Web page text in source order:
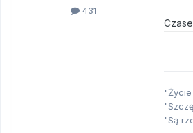
431
"Życie
"Są